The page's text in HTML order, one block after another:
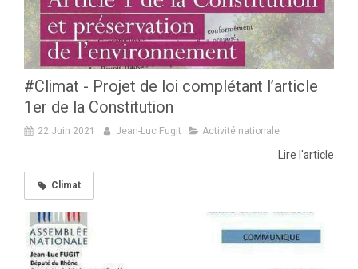
#Climat - Projet de loi complétant l’article
1er de la Constitution
22 Juin 2021 Jean-Luc Fugit Activité nationale
Lire l'article
Climat